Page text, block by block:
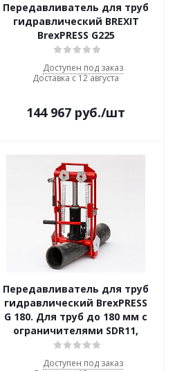
Передавливатель для труб
гидравлический BREXIT
BrexPRESS G225
Доступен под заказ
Доставка с 12 августа
144 967 руб./шт
Передавливатель для труб
гидравлический BrexPRESS
G 180. Для труб до 180 мм с
ограничителями SDR11,
Доступен под заказ